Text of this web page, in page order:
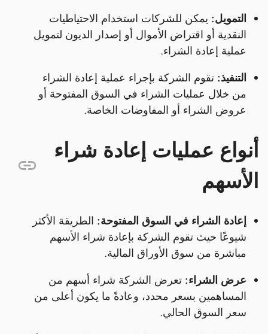
التمويل: يمكن للشركات استخدام الاحتياطيات
النقدية أو اقتراض الأموال أو إصدار الديون لتمويل
عملية إعادة الشراء.
التنفيذ: تقوم الشركة بإجراء عملية إعادة الشراء
من خلال عمليات الشراء في السوق المفتوحة أو
عروض الشراء أو المفاوضات الخاصة.
أنواع عمليات إعادة شراء
الأسهم
إعادة الشراء في السوق المفتوحة: الطريقة الأكثر
شيوعًا حيث تقوم الشركة بإعادة شراء الأسهم
مباشرة من سوق الأوراق المالية.
عرض الشراء: تعرض الشركة شراء أسهم من
المساهمين بسعر محدد، وعادةً ما يكون أعلى من
سعر السوق الحالي.